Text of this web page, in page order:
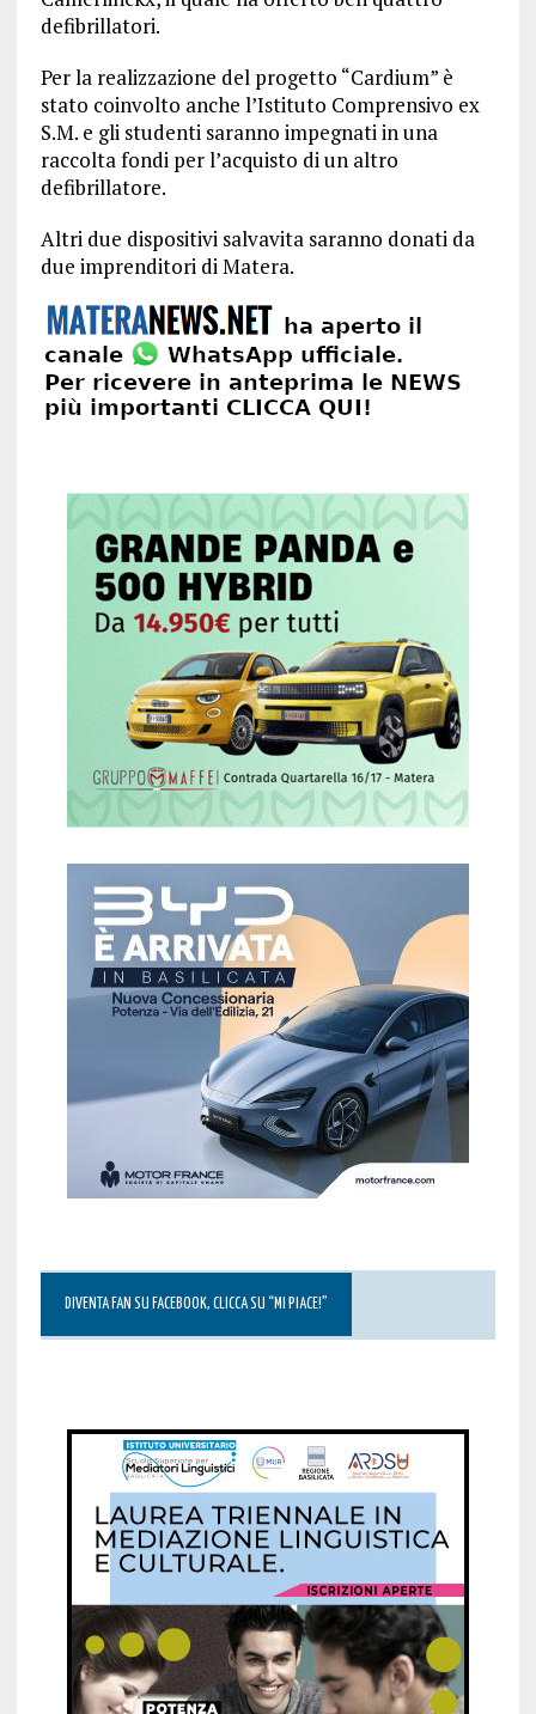
defibrillatori.
Per la realizzazione del progetto “Cardium” è
stato coinvolto anche l’Istituto Comprensivo ex
S.M. e gli studenti saranno impegnati in una
raccolta fondi per l’acquisto di un altro
defibrillatore.
Altri due dispositivi salvavita saranno donati da
due imprenditori di Matera.
DIVENTA FAN SU FACEBOOK, CLICCA SU “MI PIACE!”